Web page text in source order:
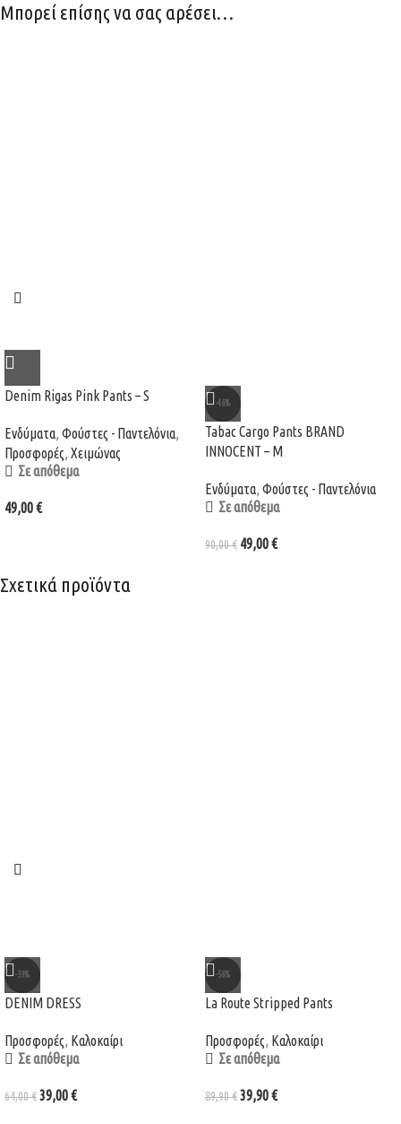
Μπορεί επίσης να σας αρέσει…
Denim Rigas Pink Pants – S
Ενδύματα Φούστες - Παντελόνια
Προσφορές Χειμώνας
Σε απόθεμα
49,00€
-46%
Tabac Cargo Pants BRAND
INNOCENT – M
Ενδύματα Φούστες - Παντελόνια
Σε απόθεμα
90,00€ 49,00€
Σχετικά προϊόντα
-39%
DENIM DRESS
Προσφορές, Καλοκαίρι
Σε απόθεμα
64,00€39,00€
-56%
La Route Stripped Pants
Προσφορές, Καλοκαίρι
Σε απόθεμα
89,90€39,90€